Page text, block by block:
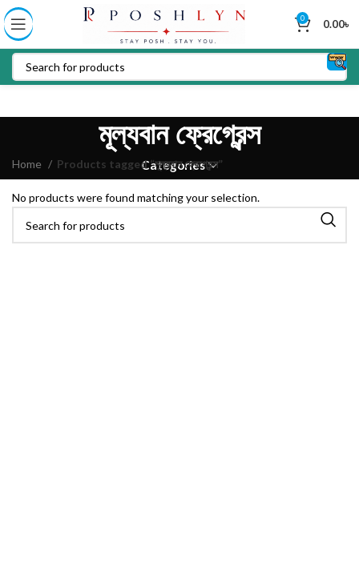
0 0.00৳
মূল্যবান ফ্রেগ্রেন্স
Categories
Home Products tagged “মূল্যবান ফ্রেগ্রেন্স”
No products were found matching your selection.